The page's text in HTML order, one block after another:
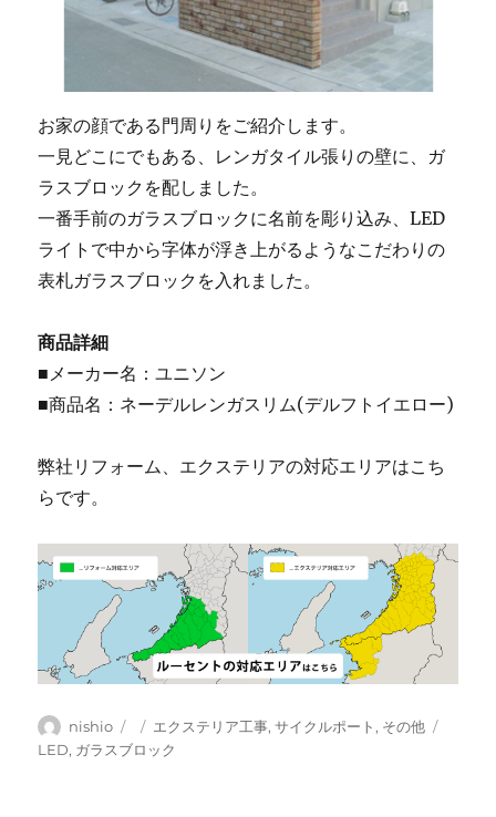
お家の顔である門周りをご紹介します。
一見どこにでもある、レンガタイル張りの壁に、ガ
ラスブロックを配しました。
一番手前のガラスブロックに名前を彫り込み、LED
ライトで中から字体が浮き上がるようなこだわりの
表札ガラスブロックを入れました。
商品詳細
■メーカー名：ユニソン
■商品名：ネーデルレンガスリム(デルフトイエロー)
弊社リフォーム、エクステリアの対応エリアはこち
らです。
投
稿
nishio
投
稿
カ
テ
エクステリア工事,サイクルポート , その他
LED, ガラスブロック